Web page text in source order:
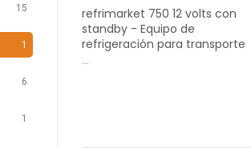
refrimarket 750 12 volts con
standby - Equipo de
refrigeración para transporte
...
15
1
6
1